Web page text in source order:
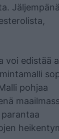
Jäljempänä
voi edistää
pohjaa